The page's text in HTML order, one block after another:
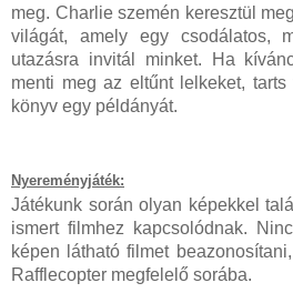
meg. Charlie szemén keresztül
világát, amely egy csodálatos,
utazásra invitál minket. Ha
menti meg az eltűnt lelkeket,
könyv egy példányát.
Nyereményjáték:
Játékunk során olyan képekkel
ismert filmhez kapcsolódnak.
képen látható filmet
Rafflecopter megfelelő sorába.